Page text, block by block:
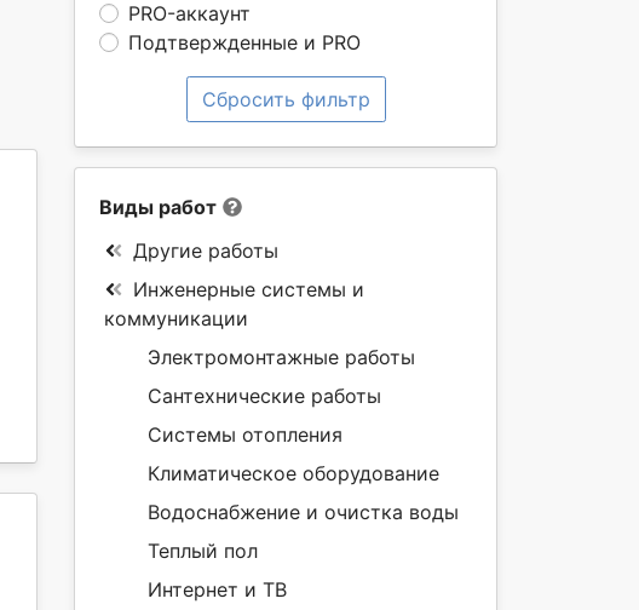
PRO-аккаунт
Подтвержденные и PRO
Сбросить фильтр
Виды работ
Другие работы
Инженерные системы и
коммуникации
Электромонтажные работы
Сантехнические работы
Системы отопления
Климатическое оборудование
Водоснабжение и очистка воды
Теплый пол
Интернет и ТВ